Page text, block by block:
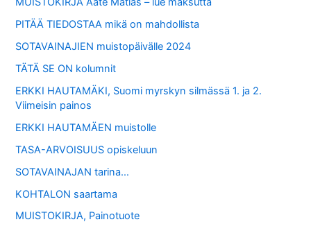
PITÄÄ TIEDOSTAA mikä on mahdollista
SOTAVAINAJIEN muistopäivälle 2024
TÄTÄ SE ON kolumnit
ERKKI HAUTAMÄKI, Suomi myrskyn silmässä 1. ja 2.
Viimeisin painos
ERKKI HAUTAMÄEN muistolle
TASA-ARVOISUUS opiskeluun
SOTAVAINAJAN tarina…
KOHTALON saartama
MUISTOKIRJA, Painotuote